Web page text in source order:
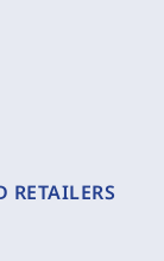
RETAILERS